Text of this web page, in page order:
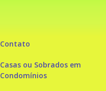
Contato
Casas ou Sobrados em
Condomínios